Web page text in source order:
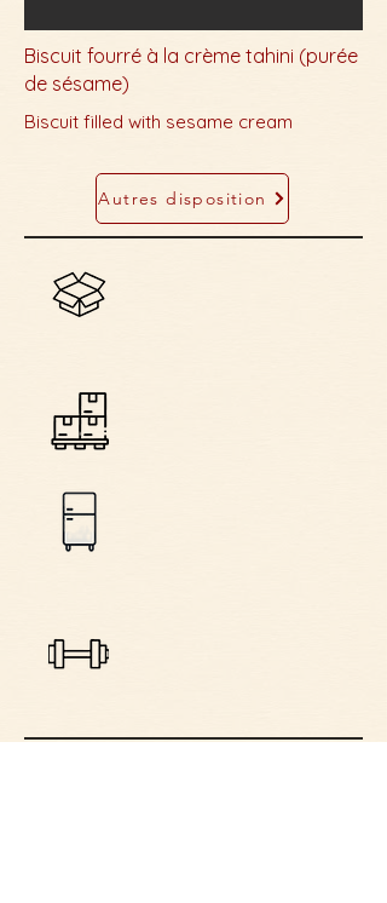
Biscuit fourré à la crème tahini (purée
de sésame)
Biscuit filled with sesame cream
Autres disposition